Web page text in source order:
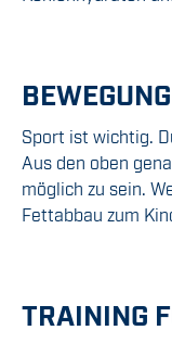
Sport ist wichtig.
Aus den oben
möglich zu sein.
Fettabbau zum
TRAINING